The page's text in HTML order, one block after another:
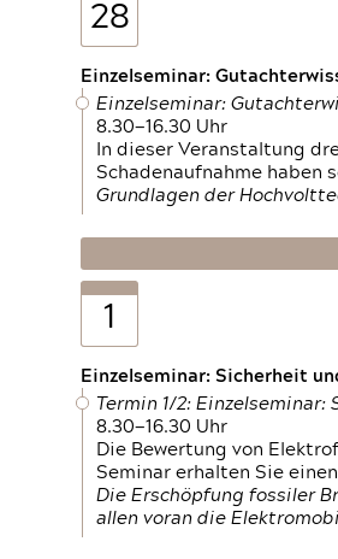
28
Einzelseminar:
Einzelseminar:
8.30—16.30 Uhr
In dieser Veranstaltung
Schadenaufnahme haben
Grundlagen der
1
Einzelseminar: Sicherheit
Termin 1/2:
8.30—16.30 Uhr
Die Bewertung von
Seminar erhalten Sie
Die Erschöpfung fossiler
allen voran die